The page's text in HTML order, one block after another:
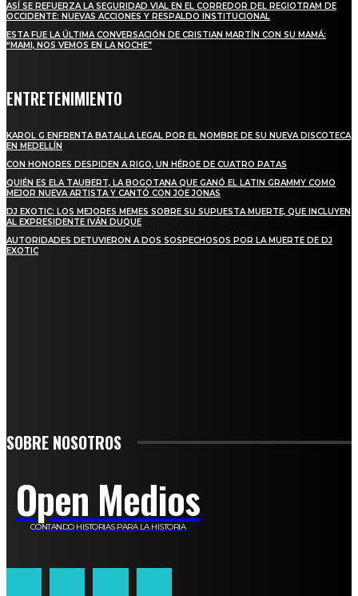
ASÍ SE REFUERZA LA SEGURIDAD VIAL EN EL CORREDOR DEL REGIOTRAM DE
OCCIDENTE: NUEVAS ACCIONES Y RESPALDO INSTITUCIONAL
ESTA FUE LA ÚLTIMA CONVERSACIÓN DE CRISTIAN MARTÍN CON SU MAMÁ:
“MAMI, NOS VEMOS EN LA NOCHE”
ENTRETENIMIENTO
KAROL G ENFRENTA BATALLA LEGAL POR EL NOMBRE DE SU NUEVA DISCOTECA
EN MEDELLÍN
CON HONORES DESPIDEN A RIGO, UN HÉROE DE CUATRO PATAS
QUIÉN ES ELA TAUBERT, LA BOGOTANA QUE GANÓ EL LATIN GRAMMY COMO
MEJOR NUEVA ARTISTA Y CANTÓ CON JOE JONAS
DJ EXOTIC: LOS MEJORES MEMES SOBRE SU SUPUESTA MUERTE, QUE INCLUYEN
AL EXPRESIDENTE IVÁN DUQUE
AUTORIDADES DETUVIERON A DOS SOSPECHOSOS POR LA MUERTE DE DJ
EXOTIC
SOBRE NOSOTROS
Open Medios
CONTANDO HISTORIAS PARA LA HISTORIA